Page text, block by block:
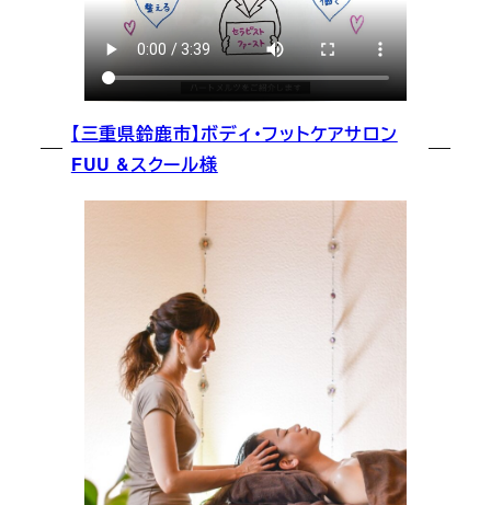
【三重県鈴鹿市】ボディ・フットケアサロン
FUU &スクール様